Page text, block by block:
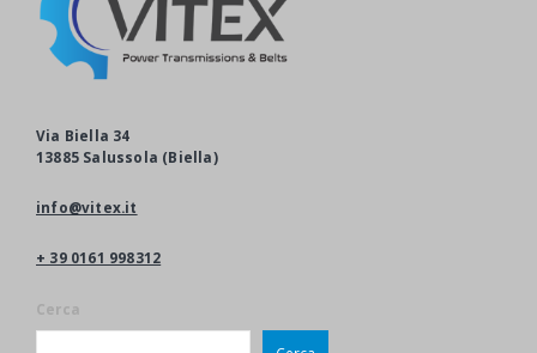
Via Biella 34
13885 Salussola (Biella)
info@vitex.it
+ 39 0161 998312
Cerca